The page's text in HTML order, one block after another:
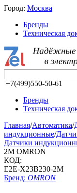
Город: Москва
Бренды
Техническая
+7(499)550-50-61
Бренды
Техническая
Главная/Автоматика/
индукционные/
Датчики
2M OMRON
КОД:
E2E-X23B230-2M
Бренд: OMRON